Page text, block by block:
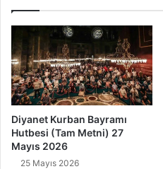
v
e
K
a
m
u
H
a
m
e
k
?
a
s
Diyanet Kurban Bayramı
Hutbesi (Tam Metni) 27
Mayıs 2026
25 Mayıs 2026